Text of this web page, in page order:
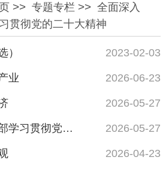
>> 专题专栏 >> 全面深入
贯彻党的二十大精神
） 2023-02-03
业 2026-06-23
2026-05-27
在省部级主要领导干部学习贯彻党的二十届四中全会精神专题研讨班上的讲话 2026-05-27
2026-04-23